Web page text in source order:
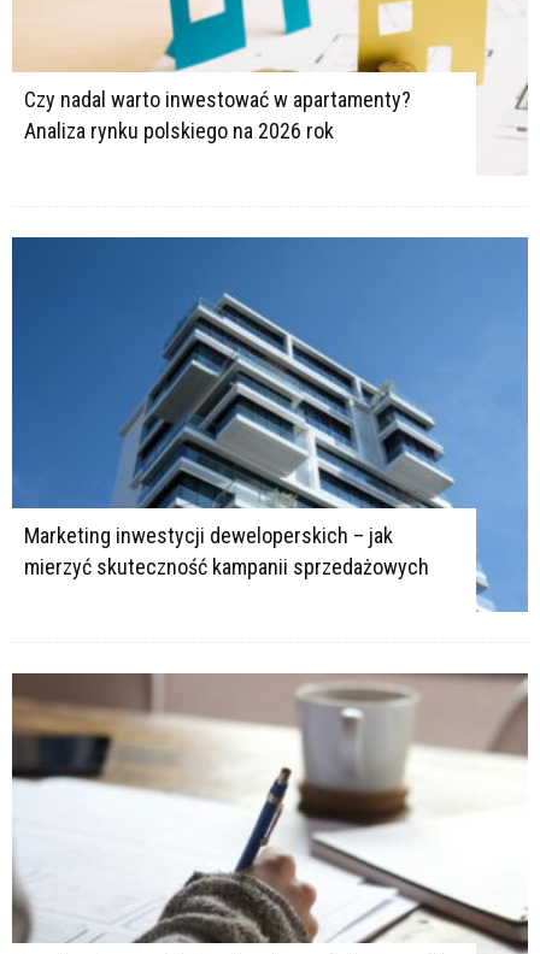
Czy nadal warto inwestować w apartamenty?
Analiza rynku polskiego na 2026 rok
Marketing inwestycji deweloperskich – jak
mierzyć skuteczność kampanii sprzedażowych